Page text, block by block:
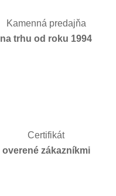
Kamenná predajňa
na trhu od roku 1994
Certifikát
overené zákazníkmi